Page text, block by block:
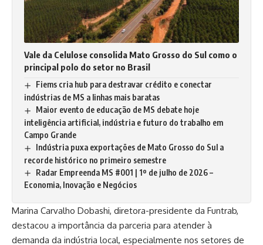
Vale da Celulose consolida Mato Grosso do Sul como o
principal polo do setor no Brasil
Fiems cria hub para destravar crédito e conectar
indústrias de MS a linhas mais baratas
Maior evento de educação de MS debate hoje
inteligência artificial, indústria e futuro do trabalho em
Campo Grande
Indústria puxa exportações de Mato Grosso do Sul a
recorde histórico no primeiro semestre
Radar Empreenda MS #001 | 1º de julho de 2026 –
Economia, Inovação e Negócios
Marina Carvalho Dobashi, diretora-presidente da Funtrab,
destacou a importância da parceria para atender à
demanda da indústria local, especialmente nos setores de